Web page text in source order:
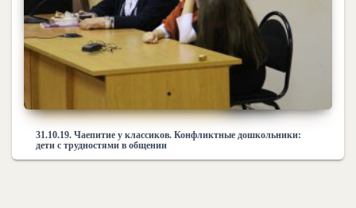
31.10.19. Чаепитие у классиков. Конфликтные дошкольники:
дети с трудностями в общении